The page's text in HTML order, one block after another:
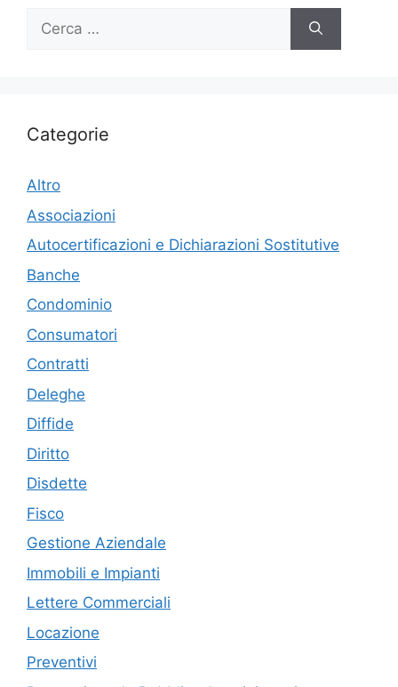
Ricerca
Categorie
Altro
Associazioni
Autocertificazioni e Dichiarazioni Sostitutive
Banche
Condominio
Consumatori
Contratti
Deleghe
Diffide
Diritto
Disdette
Fisco
Gestione Aziendale
Immobili e Impianti
Lettere Commerciali
Locazione
Preventivi